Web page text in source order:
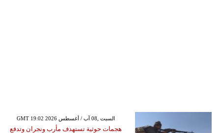
GMT 19:02 2026 السبت ,08 آب / أغسطس
هجمات حوثية تستهدف مأرب ونجران وتدفع